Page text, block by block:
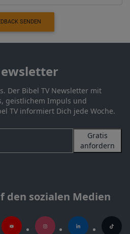
SENDEN
Der Bibel TV Newsletter mit
geistlichem Impuls und
TV informiert Dich jede Woche.
Gratis
anfordern
den sozialen Medien